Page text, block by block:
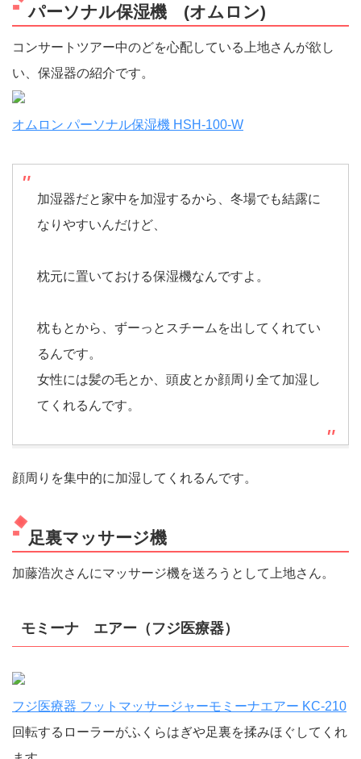
パーソナル保湿機 (オムロン)
コンサートツアー中のどを心配している上地さんが欲し
い、保湿器の紹介です。
オムロン パーソナル保湿機 HSH-100-W
加湿器だと家中を加湿するから、冬場でも結露に
なりやすいんだけど、
枕元に置いておける保湿機なんですよ。
枕もとから、ずーっとスチームを出してくれてい
るんです。
女性には髪の毛とか、頭皮とか顔周り全て加湿し
てくれるんです。
顔周りを集中的に加湿してくれるんです。
足裏マッサージ機
加藤浩次さんにマッサージ機を送ろうとして上地さん。
モミーナ エアー（フジ医療器）
フジ医療器 フットマッサージャーモミーナエアー KC-210
回転するローラーがふくらはぎや足裏を揉みほぐしてくれ